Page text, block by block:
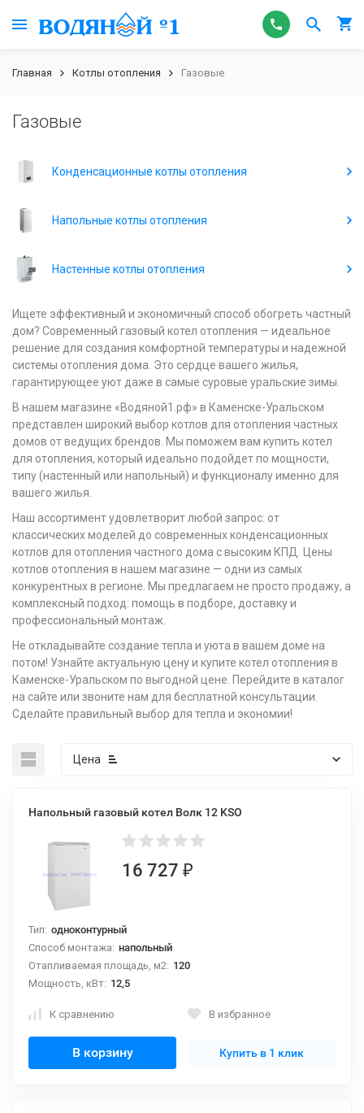
Главная Котлы отопления Газовые
Газовые
Конденсационные котлы отопления
Напольные котлы отопления
Настенные котлы отопления
Ищете эффективный и экономичный способ обогреть частный
дом? Современный газовый котел отопления — идеальное
решение для создания комфортной температуры и надежной
системы отопления дома. Это сердце вашего жилья,
гарантирующее уют даже в самые суровые уральские зимы.
В нашем магазине «Водяной1.рф» в Каменске-Уральском
представлен широкий выбор котлов для отопления частных
домов от ведущих брендов. Мы поможем вам купить котел
для отопления, который идеально подойдет по мощности,
типу (настенный или напольный) и функционалу именно для
вашего жилья.
Наш ассортимент удовлетворит любой запрос: от
классических моделей до современных конденсационных
котлов для отопления частного дома с высоким КПД. Цены
котлов отопления в нашем магазине — одни из самых
конкурентных в регионе. Мы предлагаем не просто продажу, а
комплексный подход: помощь в подборе, доставку и
профессиональный монтаж.
Не откладывайте создание тепла и уюта в вашем доме на
потом! Узнайте актуальную цену и купите котел отопления в
Каменске-Уральском по выгодной цене. Перейдите в каталог
на сайте или звоните нам для бесплатной консультации.
Сделайте правильный выбор для тепла и экономии!
Цена
Напольный газовый котел Волк 12 KSO
16 727 ₽
Тип: одноконтурный
Способ монтажа: напольный
Отапливаемая площадь, м2: 120
Мощность, кВт: 12,5
К сравнению В избранное
В корзину Купить в 1 клик